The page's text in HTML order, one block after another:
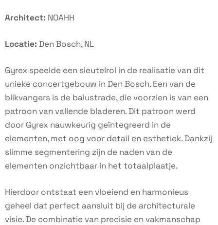
Architect: NOAHH
Locatie: Den Bosch, NL
Gyrex speelde een sleutelrol in de realisatie van dit
unieke concertgebouw in Den Bosch. Een van de
blikvangers is de balustrade, die voorzien is van een
patroon van vallende bladeren. Dit patroon werd
door Gyrex nauwkeurig geïntegreerd in de
elementen, met oog voor detail en esthetiek. Dankzij
slimme segmentering zijn de naden van de
elementen onzichtbaar in het totaalplaatje.
Hierdoor ontstaat een vloeiend en harmonieus
geheel dat perfect aansluit bij de architecturale
visie. De combinatie van precisie en vakmanschap